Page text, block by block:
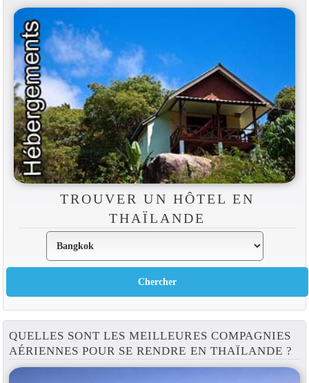
TROUVER UN HÔTEL EN
THAÏLANDE
QUELLES SONT LES MEILLEURES COMPAGNIES
AÉRIENNES POUR SE RENDRE EN THAÏLANDE ?